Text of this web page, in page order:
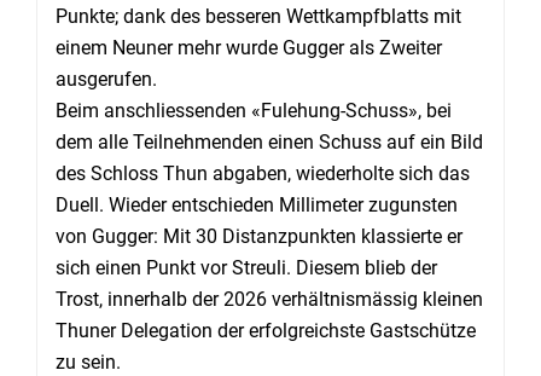
Punkte; dank des besseren Wettkampfblatts mit
einem Neuner mehr wurde Gugger als Zweiter
ausgerufen.
Beim anschliessenden «Fulehung-Schuss», bei
dem alle Teilnehmenden einen Schuss auf ein Bild
des Schloss Thun abgaben, wiederholte sich das
Duell. Wieder entschieden Millimeter zugunsten
von Gugger: Mit 30 Distanzpunkten klassierte er
sich einen Punkt vor Streuli. Diesem blieb der
Trost, innerhalb der 2026 verhältnismässig kleinen
Thuner Delegation der erfolgreichste Gastschütze
zu sein.